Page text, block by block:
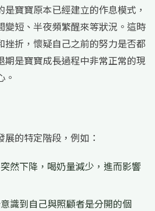
是寶寶原本已經建立的作息模式，
變短、半夜頻繁醒來等狀況。這時
挫折，懷疑自己之前的努力是否都
期是寶寶成長過程中非常正常的現
。
的特定階段，例如：
然下降，喝奶量減少，進而影響
識到自己與照顧者是分開的個